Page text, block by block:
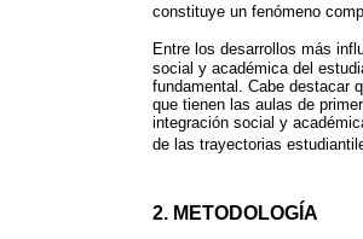
constituye un fenómeno
Entre los desarrollos más
social y académica del
fundamental. Cabe destacar
que tienen las aulas de
integración social y
de las trayectorias
2. METODOLOGÍA